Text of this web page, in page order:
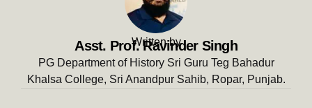
Written by
Asst. Prof. Ravinder Singh
PG Department of History Sri Guru Teg Bahadur
Khalsa College, Sri Anandpur Sahib, Ropar, Punjab.